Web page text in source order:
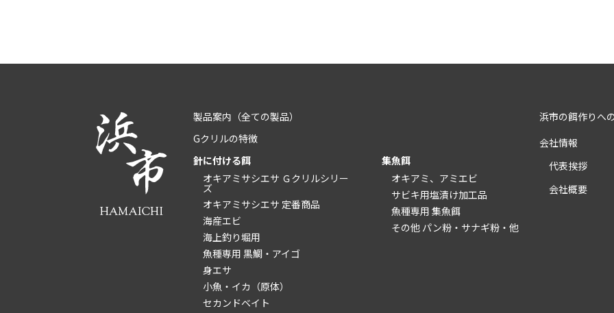
製品案内 （全ての製品）
Gクリルの特徴
針に付ける餌
オキアミサシエサ Ｇクリルシリー
ズ
オキアミサシエサ 定番商品
海産エビ
海上釣り堀用
魚種専用 黒鯛・アイゴ
身エサ
小魚・イカ（原体）
セカンドベイト
集魚餌
オキアミ、アミエビ
サビキ用塩漬け加工品
魚種専用 集魚餌
その他 パン粉・サナギ粉・他
浜市の餌作りへ
会社情報
代表挨拶
会社概要